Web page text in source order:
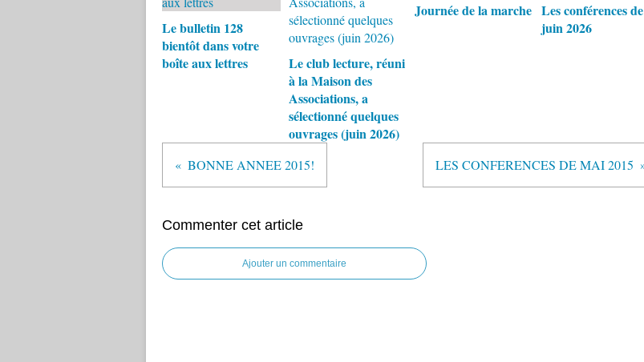
Le bulletin 128
bientôt dans votre
boîte aux lettres
Le club lecture, réuni
à la Maison des
Associations, a
sélectionné quelques
ouvrages (juin 2026)
Journée de la marche Les conférences de
juin 2026
BONNE ANNEE 2015! LES CONFERENCES DE MAI 2015
Commenter cet article
Ajouter un commentaire